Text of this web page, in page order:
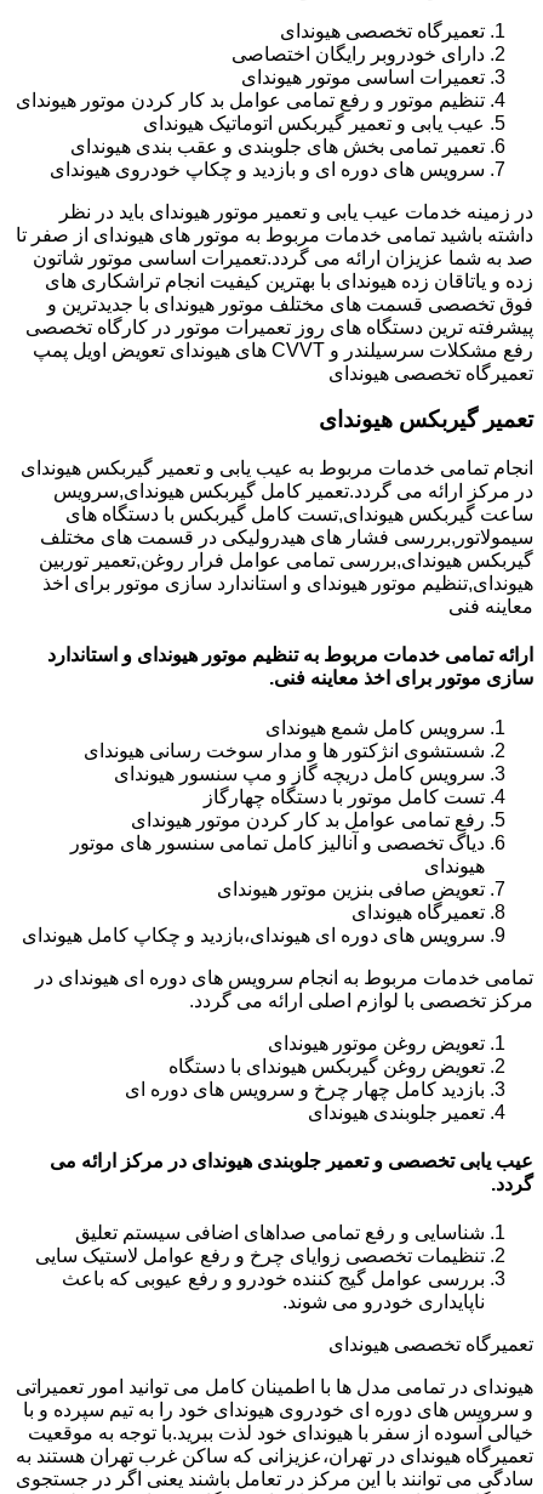
تعمیرگاه تخصصی هیوندای
دارای خودروبر رایگان اختصاصی
تعمیرات اساسی موتور هیوندای
تنظیم موتور و رفع تمامی عوامل بد کار کردن موتور هیوندای
عیب یابی و تعمیر گیربکس اتوماتیک هیوندای
تعمیر تمامی بخش های جلوبندی و عقب بندی هیوندای
سرویس های دوره ای و بازدید و چکاپ خودروی هیوندای
در زمینه خدمات عیب یابی و تعمیر موتور هیوندای باید در نظر
داشته باشید تمامی خدمات مربوط به موتور های هیوندای از صفر تا
صد به شما عزیزان ارائه می گردد.تعمیرات اساسی موتور شاتون
زده و یاتاقان زده هیوندای با بهترین کیفیت انجام تراشکاری های
فوق تخصصی قسمت های مختلف موتور هیوندای با جدیدترین و
پیشرفته ترین دستگاه های روز تعمیرات موتور در کارگاه تخصصی
رفع مشکلات سرسیلندر و CVVT های هیوندای تعویض اویل پمپ
تعمیرگاه تخصصی هیوندای
تعمیر گیربکس هیوندای
انجام تمامی خدمات مربوط به عیب یابی و تعمیر گیربکس هیوندای
در مرکز ارائه می گردد.تعمیر کامل گیربکس هیوندای,سرویس
ساعت گیربکس هیوندای,تست کامل گیربکس با دستگاه های
سیمولاتور,بررسی فشار های هیدرولیکی در قسمت های مختلف
گیربکس هیوندای,بررسی تمامی عوامل فرار روغن,تعمیر توربین
هیوندای,تنظیم موتور هیوندای و استاندارد سازی موتور برای اخذ
معاینه فنی
ارائه تمامی خدمات مربوط به تنظیم موتور هیوندای و استاندارد
سازی موتور برای اخذ معاینه فنی.
سرویس کامل شمع هیوندای
شستشوی انژکتور ها و مدار سوخت رسانی هیوندای
سرویس کامل دریچه گاز و مپ سنسور هیوندای
تست کامل موتور با دستگاه چهارگاز
رفع تمامی عوامل بد کار کردن موتور هیوندای
دیاگ تخصصی و آنالیز کامل تمامی سنسور های موتور
هیوندای
تعویض صافی بنزین موتور هیوندای
تعمیرگاه هیوندای
سرویس های دوره ای هیوندای،بازدید و چکاپ کامل هیوندای
تمامی خدمات مربوط به انجام سرویس های دوره ای هیوندای در
مرکز تخصصی با لوازم اصلی ارائه می گردد.
تعویض روغن موتور هیوندای
تعویض روغن گیربکس هیوندای با دستگاه
بازدید کامل چهار چرخ و سرویس های دوره ای
تعمیر جلوبندی هیوندای
عیب یابی تخصصی و تعمیر جلوبندی هیوندای در مرکز ارائه می
گردد.
شناسایی و رفع تمامی صداهای اضافی سیستم تعلیق
تنظیمات تخصصی زوایای چرخ و رفع عوامل لاستیک سایی
بررسی عوامل گیج کننده خودرو و رفع عیوبی که باعث
ناپایداری خودرو می شوند.
تعمیرگاه تخصصی هیوندای
هیوندای در تمامی مدل ها با اطمینان کامل می توانید امور تعمیراتی
و سرویس های دوره ای خودروی هیوندای خود را به تیم سپرده و با
خیالی آسوده از سفر با هیوندای خود لذت ببرید.با توجه به موقعیت
تعمیرگاه هیوندای در تهران،عزیزانی که ساکن غرب تهران هستند به
سادگی می توانند با این مرکز در تعامل باشند یعنی اگر در جستجوی